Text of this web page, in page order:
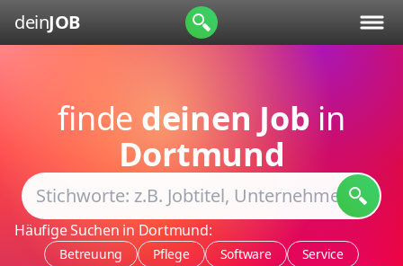
deinJOB
finde deinen Job in
Dortmund
Häufige Suchen in Dortmund:
Betreuung Pflege Software
Service